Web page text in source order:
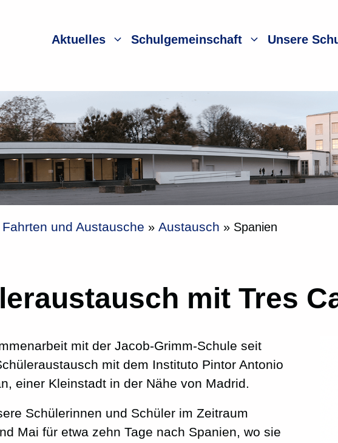
Aktuelles Schulgemeinschaft Unsere
Fahrten und Austausche » Austausch » Spanien
mit Tres
mit der Jacob-Grimm-Schule seit
mit dem Instituto Pintor Antonio
einer Kleinstadt in der Nähe von Madrid.
Schülerinnen und Schüler im Zeitraum
Mai für etwa zehn Tage nach Spanien, wo sie